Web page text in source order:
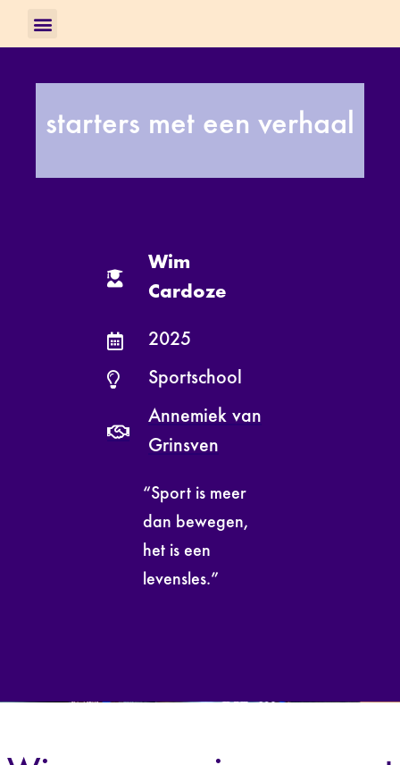
starters met een verhaal
Wim
Cardoze
2025
Sportschool
Annemiek van
Grinsven
“Sport is meer
dan bewegen,
het is een
levensles.”